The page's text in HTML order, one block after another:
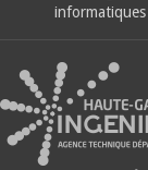
informatiques